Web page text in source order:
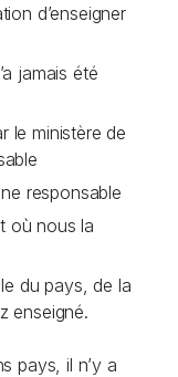
d’enseigner
jamais été
le ministère de
responsable
où nous la
du pays, de la
enseigné.
pays, il n’y a